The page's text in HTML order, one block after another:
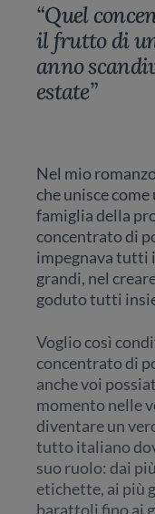
“Quel
il frutto di
anno
estate”
Nel mio
che unisce
famiglia della
concentrato di
impegnava tutti
grandi, nel
goduto tutti
Voglio così
concentrato di
anche voi
momento nelle
diventare un
tutto italiano
suo ruolo: dai
etichette, ai più
barattoli fino ai